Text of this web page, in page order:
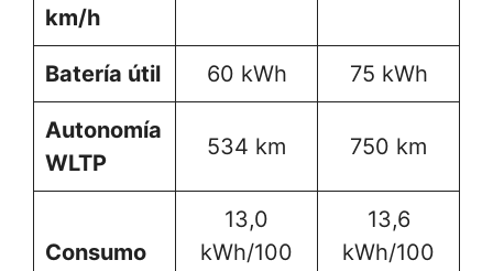
km/h
Batería útil 60 kWh 75 kWh
Autonomía
WLTP
534 km 750 km
Consumo
13,0
kWh/100
13,6
kWh/100